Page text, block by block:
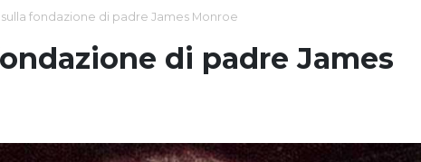
sulla fondazione di padre James Monroe
di padre James